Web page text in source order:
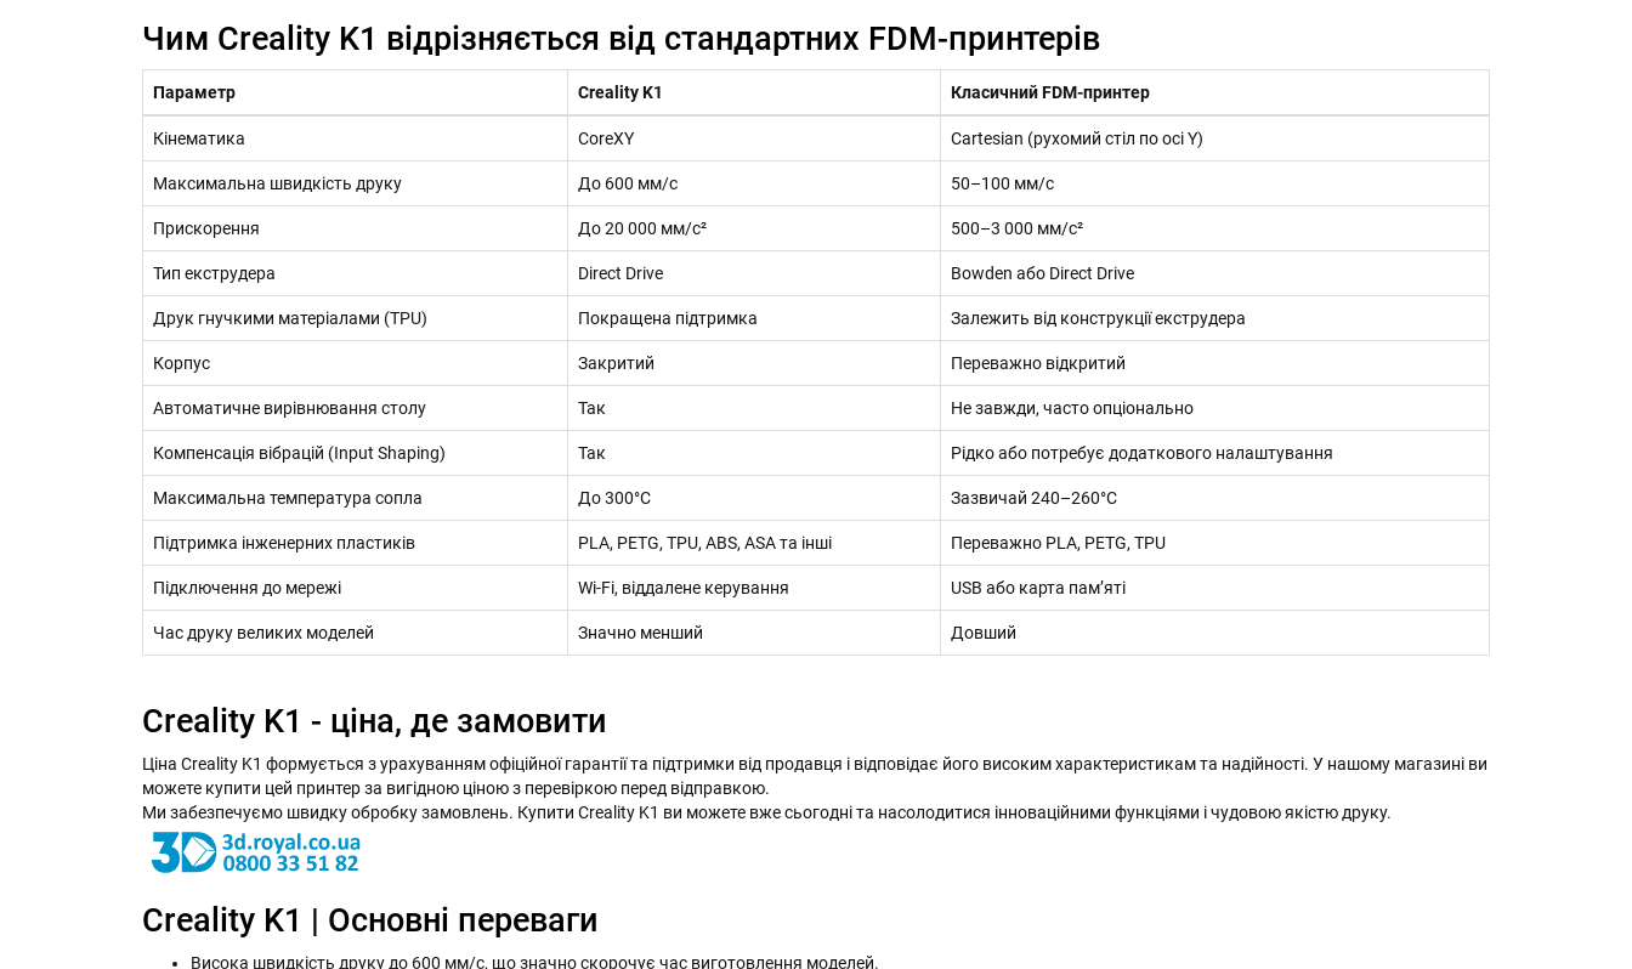
Чим Creality K1 відрізняється від стандартних FDM-принтерів
Параметр Creality K1 Класичний FDM-принтер
Кінематика CoreXY Cartesian (рухомий стіл по осі Y)
Максимальна швидкість друку До 600 мм/с 50–100 мм/с
Прискорення До 20 000 мм/с² 500–3 000 мм/с²
Тип екструдера Direct Drive Bowden або Direct Drive
Друк гнучкими матеріалами (TPU) Покращена підтримка Залежить від конструкції екструдера
Корпус Закритий Переважно відкритий
Автоматичне вирівнювання столу Так Не завжди, часто опціонально
Компенсація вібрацій (Input Shaping) Так Рідко або потребує додаткового налаштування
Максимальна температура сопла До 300°C Зазвичай 240–260°C
Підтримка інженерних пластиків PLA, PETG, TPU, ABS, ASA та інші Переважно PLA, PETG, TPU
Підключення до мережі Wi-Fi, віддалене керування USB або карта пам’яті
Час друку великих моделей Значно менший Довший
Creality K1 - ціна, де замовити
Ціна Creality K1 формується з урахуванням офіційної гарантії та підтримки від продавця і відповідає його високим характеристикам та надійності. У нашому магазині ви
можете купити цей принтер за вигідною ціною з перевіркою перед відправкою.
Ми забезпечуємо швидку обробку замовлень. Купити Creality K1 ви можете вже сьогодні та насолодитися інноваційними функціями і чудовою якістю друку.
Creality K1 | Основні переваги
Висока швидкість друку до 600 мм/с, що значно скорочує час виготовлення моделей.